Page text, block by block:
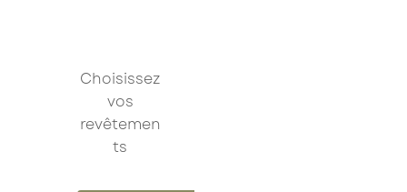
Choisissez
vos
revêtemen
ts